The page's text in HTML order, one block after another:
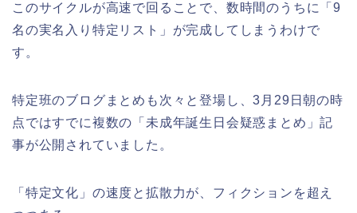
このサイクルが高速で回ることで、数時間のうちに「9
名の実名入り特定リスト」が完成してしまうわけで
す。
特定班のブログまとめも次々と登場し、3月29日朝の時
点ではすでに複数の「未成年誕生日会疑惑まとめ」記
事が公開されていました。
「特定文化」の速度と拡散力が、フィクションを超え